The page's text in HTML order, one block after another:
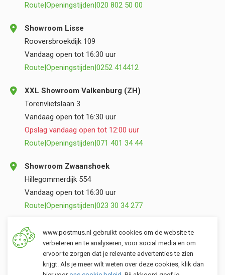
Route|Openingstijden|020 802 50 00
Showroom Lisse
Rooversbroekdijk 109
Vandaag open tot 16:30 uur
Route|Openingstijden|0252 414412
XXL Showroom Valkenburg (ZH)
Torenvlietslaan 3
Vandaag open tot 16:30 uur
Opslag vandaag open tot 12:00 uur
Route|Openingstijden|071 401 34 44
Showroom Zwaanshoek
Hillegommerdijk 554
Vandaag open tot 16:30 uur
Route|Openingstijden|023 30 34 277
Opslag Valkenburg (ZH)
Torenvlietslaan 3
Vandaag open tot 12:00 uur
Route|Openingstijden |071 401 34 44
www.postmus.nl gebruikt cookies om de website te
verbeteren en te analyseren, voor social media en om
ervoor te zorgen dat je relevante advertenties te zien
krijgt. Als je meer wilt weten over deze cookies, klik dan